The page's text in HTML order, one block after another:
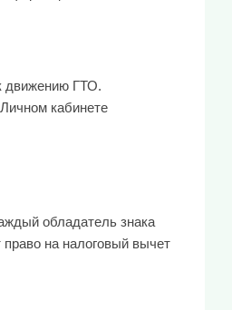
движению ГТО.
кабинете
обладатель знака
на налоговый вычет